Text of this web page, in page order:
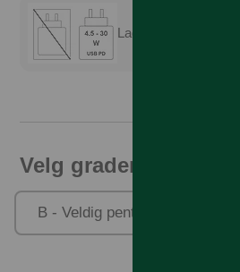
Lader er ikke inkludert
Velg gradering
B - Veldig pent brukt